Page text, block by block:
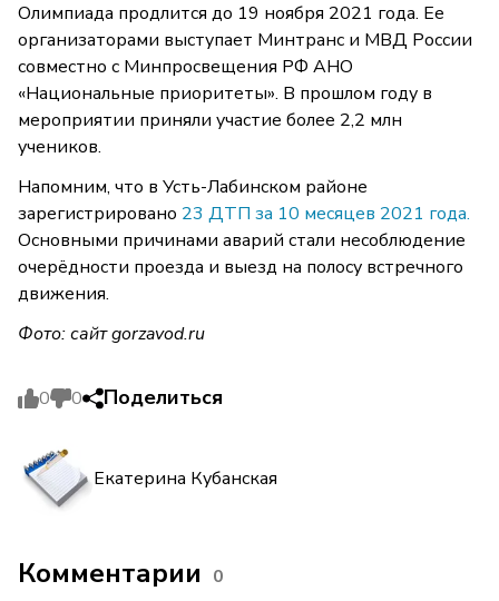
Олимпиада продлится до 19 ноября 2021 года. Ее
организаторами выступает Минтранс и МВД России
совместно с Минпросвещения РФ АНО
«Национальные приоритеты». В прошлом году в
мероприятии приняли участие более 2,2 млн
учеников.
Напомним, что в Усть-Лабинском районе
зарегистрировано 23 ДТП за 10 месяцев 2021 года.
Основными причинами аварий стали несоблюдение
очерёдности проезда и выезд на полосу встречного
движения.
Фото: сайтgorzavod.ru
0 0 Поделиться
Екатерина Кубанская
Комментарии 0